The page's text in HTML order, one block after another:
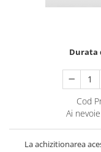
Durata
Cod
Ai
La achizitionarea